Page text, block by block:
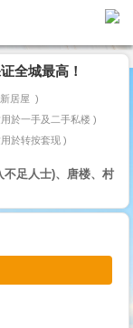
全城最高！
居屋
於一手及二手私楼
於转按套现
足人士)、唐楼、村